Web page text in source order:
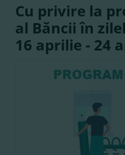
Cu privire la
al Băncii în
16 aprilie - 24